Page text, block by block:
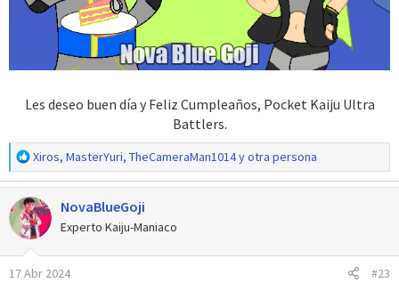
Les deseo buen día y Feliz Cumpleaños, Pocket Kaiju Ultra
Battlers.​
R
e
a
c
c
i
o
n
Xiros, MasterYuri, TheCameraMan1014y otra persona
NovaBlueGoji
Experto Kaiju-Maniaco
17 Abr 2024 #23